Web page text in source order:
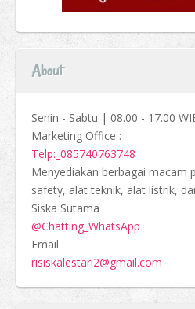
About
Senin - Sabtu | 08.00 - 17.00
Marketing Office :
Telp:_085740763748
Menyediakan berbagai macam
safety, alat teknik, alat listrik,
Siska Sutama
@Chatting_WhatsApp
Email :
risiskalestari2@gmail.com